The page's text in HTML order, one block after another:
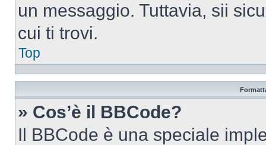
un messaggio. Tuttavia, sii
cui ti trovi.
Top
» Cos’è il BBCode?
Il BBCode è una speciale